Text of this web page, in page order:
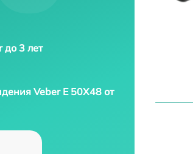
до 3 лет
Veber E 50X48 от